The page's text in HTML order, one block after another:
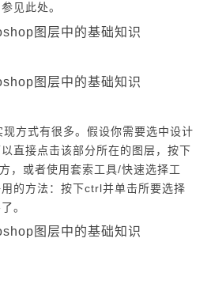
见此处。
式有很多。假设你需要选中设计
直接点击该部分所在的图层，按下
，或者使用套索工具/快速选择工
的方法：按下ctrl并单击所要选择
。